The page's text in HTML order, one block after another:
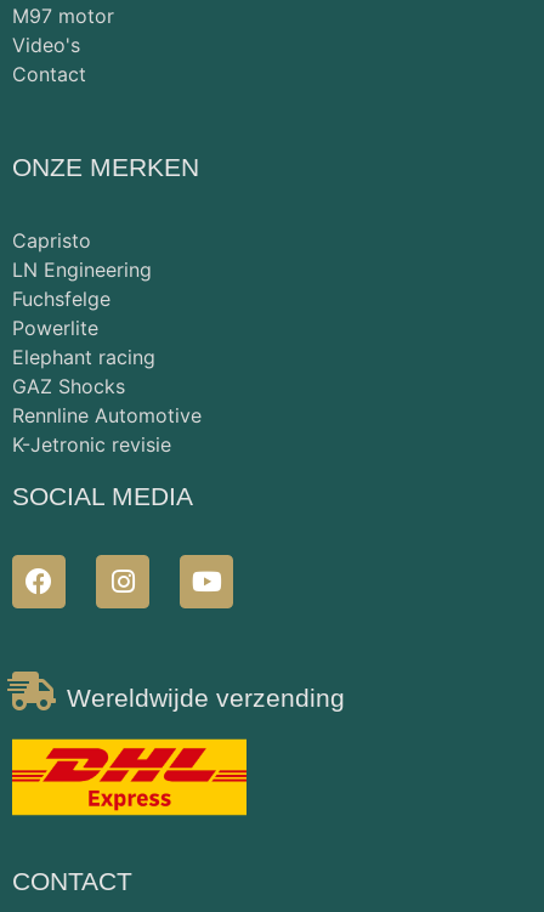
M97 motor
Video's
Contact
ONZE MERKEN
Capristo
LN Engineering
Fuchsfelge
Powerlite
Elephant racing
GAZ Shocks
Rennline Automotive
K-Jetronic revisie
SOCIAL MEDIA
Wereldwijde verzending
CONTACT